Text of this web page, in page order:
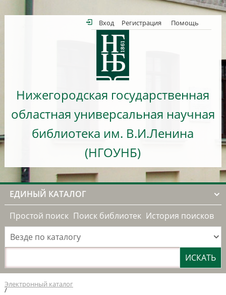
Вход Регистрация Помощь
Нижегородская государственная
областная универсальная научная
библиотека им. В.И.Ленина
(НГОУНБ)
ЕДИНЫЙ КАТАЛОГ
Простой поиск Поиск библиотек История поисков
Везде по каталогу
Электронный каталог
/